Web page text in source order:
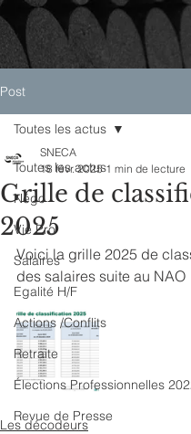
Post
Toutes les actus
Négo
Vie Pro
Salaires
Egalité H/F
Actions /Conflits
Retraite
Élections Professionnelles
Revue de Presse
Toutes les actus
Grille de
2025
SNECA
18 févr. 2025 1 min de lecture
Voici la grille 2025 de
des salaires suite au NAO
Les décodeurs